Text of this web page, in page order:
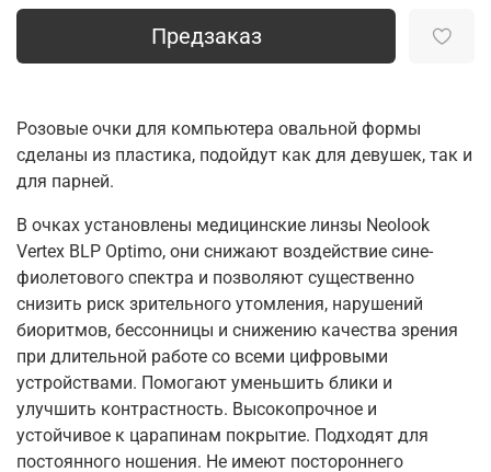
Предзаказ
Розовые очки для компьютера овальной формы
сделаны из пластика, подойдут как для девушек, так и
для парней.
В очках установлены медицинские линзы Neolook
Vertex BLP Optimo, они снижают воздействие сине-
фиолетового спектра и позволяют существенно
снизить риск зрительного утомления, нарушений
биоритмов, бессонницы и снижению качества зрения
при длительной работе со всеми цифровыми
устройствами. Помогают уменьшить блики и
улучшить контрастность. Высокопрочное и
устойчивое к царапинам покрытие. Подходят для
постоянного ношения. Не имеют постороннего